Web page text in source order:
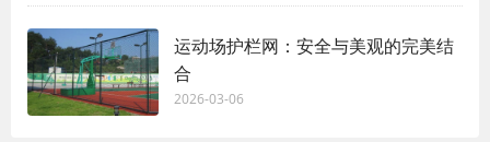
运动场护栏网：安全与美观的完美结
合
2026-03-06